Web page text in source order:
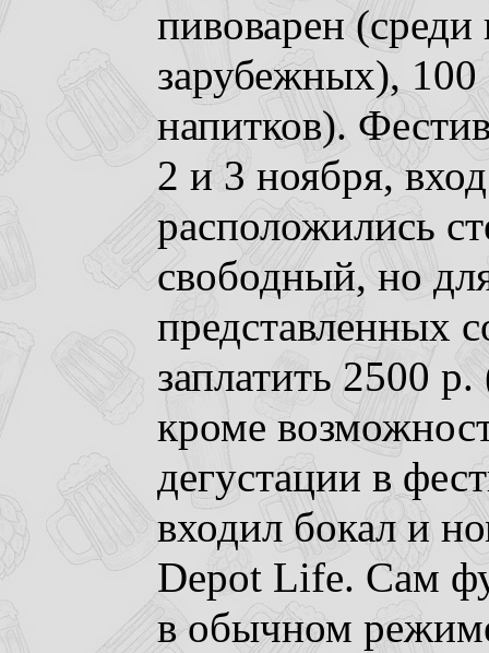
пивоварен
зарубежных), 100
напитков).
2 и 3 ноября,
расположились
свободный, но
представленных
заплатить 2500
кроме
дегустации в
входил бокал и
Depot Life. Сам
в обычном